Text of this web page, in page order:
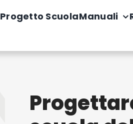
Progetto ScuolaManuali